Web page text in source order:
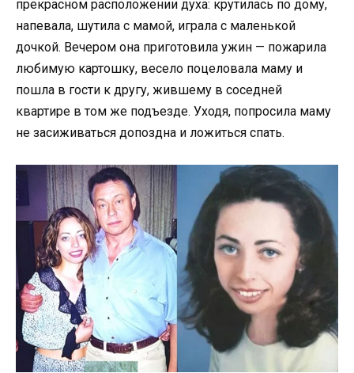
прекрасном расположении духа: крутилась по дому,
напевала, шутила с мамой, играла с маленькой
дочкой. Вечером она приготовила ужин — пожарила
любимую картошку, весело поцеловала маму и
пошла в гости к другу, жившему в соседней
квартире в том же подъезде. Уходя, попросила маму
не засиживаться допоздна и ложиться спать.